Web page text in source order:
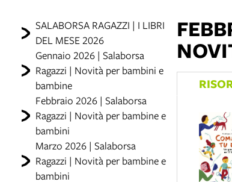
SALABORSA RAGAZZI | I LIBRI
DEL MESE 2026
Gennaio 2026 | Salaborsa
Ragazzi | Novità per bambini e
bambine
Febbraio 2026 | Salaborsa
Ragazzi | Novità per bambine e
bambini
Marzo 2026 | Salaborsa
Ragazzi | Novità per bambine e
bambini